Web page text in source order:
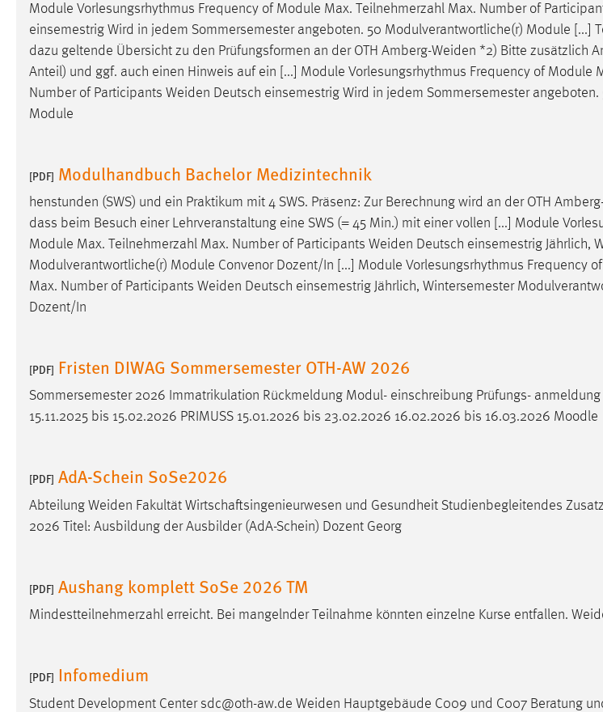
Module Vorlesungsrhythmus Frequency of Module Max. Teilnehmerzahl Max. Number of
einsemestrig Wird in jedem Sommersemester angeboten. 50 Modulverantwortliche(r) Module [...]
dazu geltende Übersicht zu den Prüfungsformen an der OTH Amberg-Weiden *2) Bitte zusätzlich
Anteil) und ggf. auch einen Hinweis auf ein [...] Module Vorlesungsrhythmus Frequency of Module
Number of Participants Weiden Deutsch einsemestrig Wird in jedem Sommersemester
Module
[PDF] Modulhandbuch Bachelor Medizintechnik
henstunden (SWS) und ein Praktikum mit 4 SWS. Präsenz: Zur Berechnung wird an der OTH
dass beim Besuch einer Lehrveranstaltung eine SWS (= 45 Min.) mit einer vollen [...] Module
Module Max. Teilnehmerzahl Max. Number of Participants Weiden Deutsch einsemestrig Jährlich,
Modulverantwortliche(r) Module Convenor Dozent/In [...] Module Vorlesungsrhythmus Frequency
Max. Number of Participants Weiden Deutsch einsemestrig Jährlich, Wintersemester
Dozent/In
[PDF] Fristen DIWAG Sommersemester OTH-AW 2026
Sommersemester 2026 Immatrikulation Rückmeldung Modul- einschreibung Prüfungs- anmeldung
15.11.2025 bis 15.02.2026 PRIMUSS 15.01.2026 bis 23.02.2026 16.02.2026 bis 16.03.2026 Moodle
[PDF] AdA-Schein SoSe2026
Abteilung Weiden Fakultät Wirtschaftsingenieurwesen und Gesundheit Studienbegleitendes
2026 Titel: Ausbildung der Ausbilder (AdA-Schein) Dozent Georg
[PDF] Aushang komplett SoSe 2026 TM
Mindestteilnehmerzahl erreicht. Bei mangelnder Teilnahme könnten einzelne Kurse entfallen.
[PDF] Infomedium
Student Development Center sdc@oth-aw.de Weiden Hauptgebäude C009 und C007 Beratung
Zweck: Conversion-Tracking
Cookie Laufzeit: 3 Monate
Facebook Pixel
Cookie Laufzeit: 3 Monate
EXTERNE MEDIEN
Um Inhalte von Videoplattformen und Social Media
YouTube